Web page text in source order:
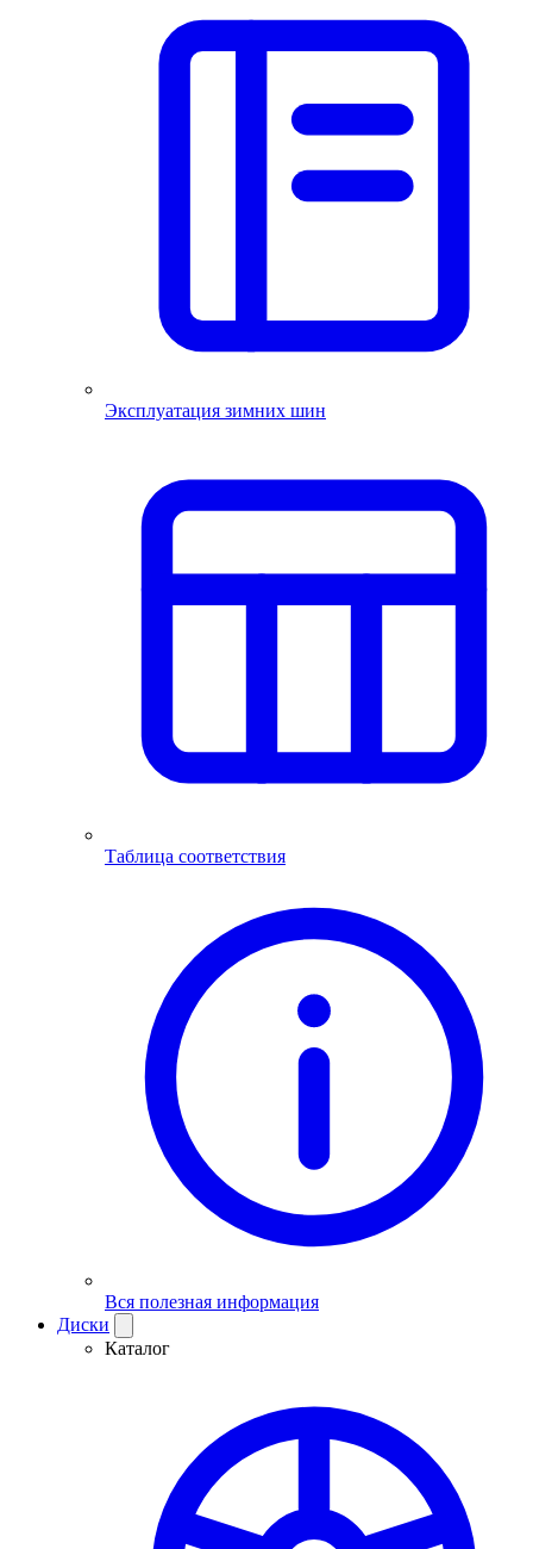
Эксплуатация зимних шин
Таблица соответствия
Вся полезная информация
Диски
Каталог